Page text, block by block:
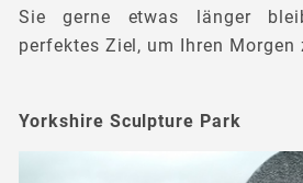
Sie gerne etwas länger
perfektes Ziel, um Ihren Morgen
Yorkshire Sculpture Park